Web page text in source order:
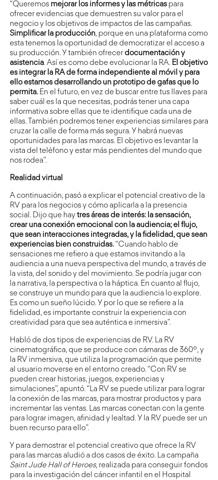
“Queremos mejorar los informes y las métricas para
ofrecer evidencias que demuestren su valor para el
negocio y los objetivos de impactos de las campañas.
Simplificar la producción, porque en una plataforma como
esta tenemos la oportunidad de democratizar el acceso a
su producción. Y también ofrecerdocumentación y
asistencia. Así es como debe evolucionar la RA. El objetivo
es integrar la RA de forma independiente al móvil y para
ello estamos desarrollando un prototipo de gafas que lo
permita. En el futuro, en vez de buscar entre tus llaves para
saber cuál es la que necesitas, podrás tener una capa
informativa sobre ellas que te identifique cada una de
ellas. También podremos tener experiencias similares para
cruzar la calle de forma más segura. Y habrá nuevas
oportunidades para las marcas. El objetivo es levantar la
vista del teléfono y estar más pendientes del mundo que
nos rodea”.
Realidad virtual
A continuación, pasó a explicar el potencial creativo de la
RV para los negocios y cómo aplicarla a la presencia
social. Dijo que haytres áreas de interés: la sensación,
crear una conexión emocional con la audiencia; el flujo,
que sean interacciones integradas, y la fidelidad, que sean
experiencias bien construidas. “Cuando hablo de
sensaciones me refiero a que estamos invitando a la
audiencia a una nueva perspectiva del mundo, a través de
la vista, del sonido y del movimiento. Se podría jugar con
la narrativa, la perspectiva o la háptica. En cuanto al flujo,
se construye un mundo para que la audiencia lo explore.
Es como un sueño lúcido. Y por lo que se refiere a la
fidelidad, es importante construir la experiencia con
creatividad para que sea auténtica e inmersiva”.
Habló de dos tipos de experiencias de RV. La RV
cinematográfica, que se produce con cámaras de 360º, y
la RV inmersiva, que utiliza la programación que permite
al usuario moverse en el entorno creado. “Con RV se
pueden crear historias, juegos, experiencias y
simulaciones”, apuntó. “La RV se puede utilizar para lograr
la conexión de las marcas, para mostrar productos y para
incrementar las ventas. Las marcas conectan con la gente
para lograr imagen, afinidad y lealtad. Y la RV puede ser un
buen recurso para ello”.
Y para demostrar el potencial creativo que ofrece la RV
para las marcas aludió a dos casos de éxito. La campaña
Saint Jude Hall of Heroes, realizada para conseguir fondos
para la investigación del cáncer infantil en el Hospital